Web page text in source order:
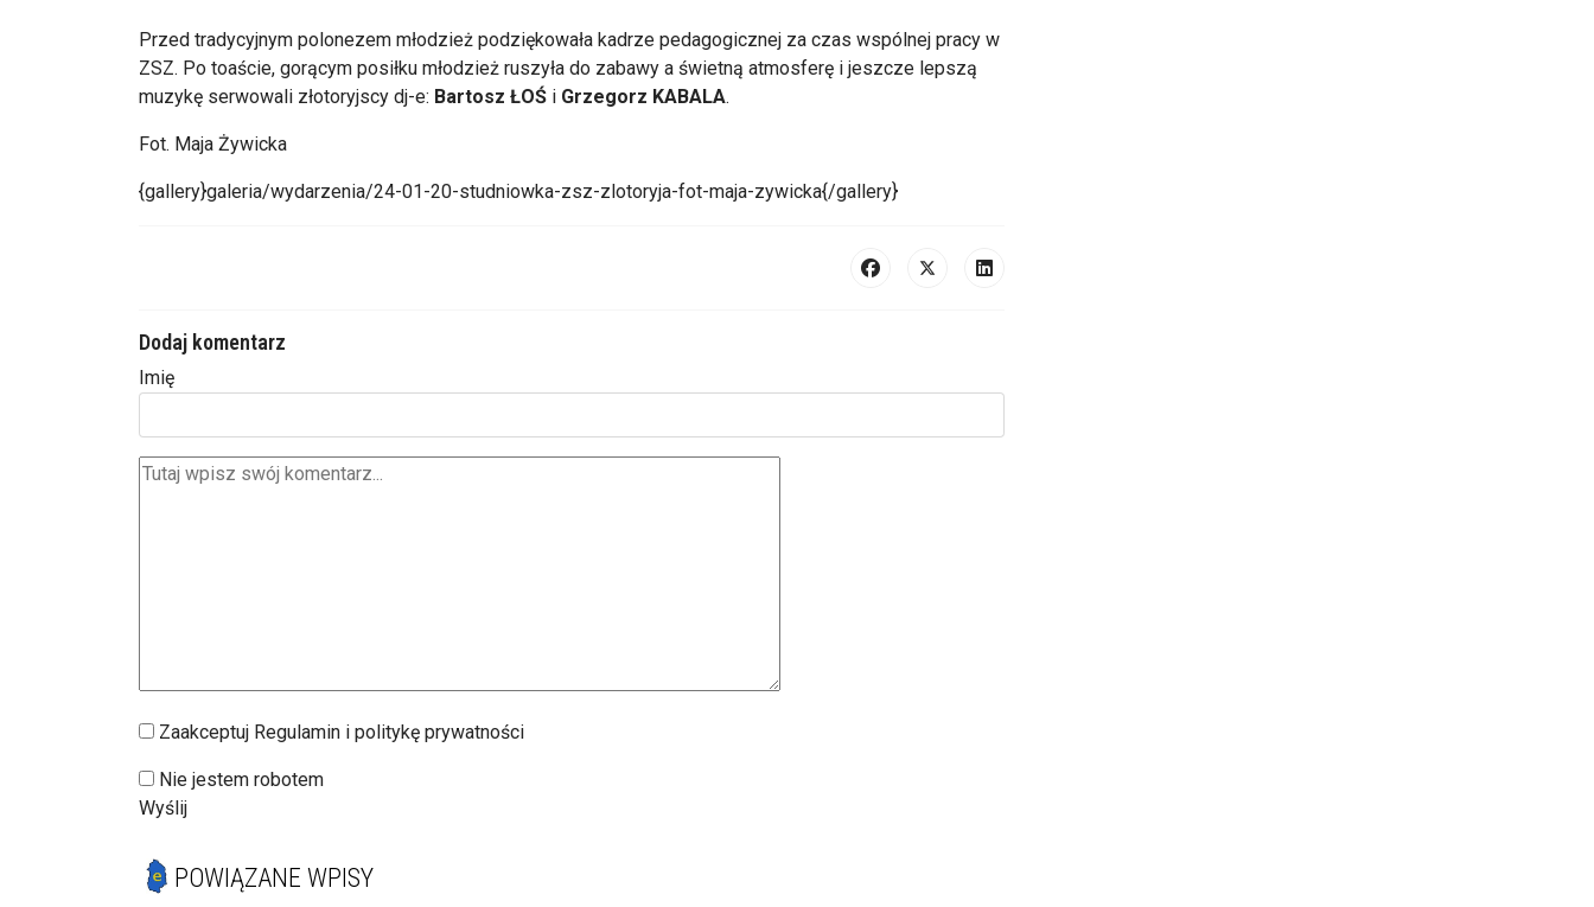
Przed tradycyjnym polonezem młodzież podziękowała kadrze pedagogicznej za czas wspólnej pracy w
ZSZ. Po toaście, gorącym posiłku młodzież ruszyła do zabawy a świetną atmosferę i jeszcze lepszą
muzykę serwowali złotoryjscy dj-e: Bartosz ŁOŚ i Grzegorz KABALA.
Fot. Maja Żywicka
{gallery}galeria/wydarzenia/24-01-20-studniowka-zsz-zlotoryja-fot-maja-zywicka{/gallery}
Dodaj komentarz
Imię
Zaakceptuj Regulamin i politykę prywatności
Nie jestem robotem
Wyślij
POWIĄZANE WPISY